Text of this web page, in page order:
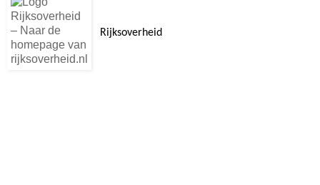
Rijksoverheid